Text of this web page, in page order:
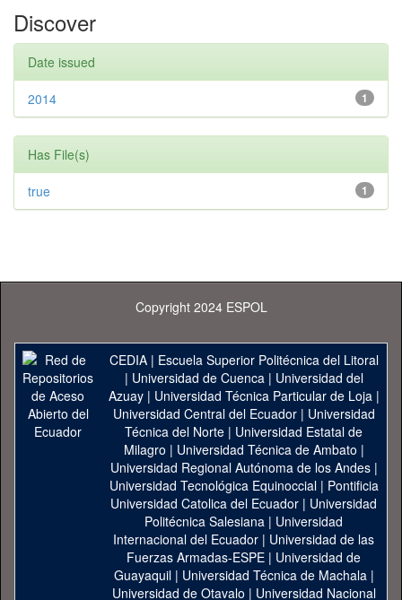
Discover
Date issued
1
2014
Has File(s)
1
true
Copyright 2024 ESPOL
CEDIA| Escuela Superior Politécnica del Litoral
| Universidad de Cuenca| Universidad del
Azuay| Universidad Técnica Particular de Loja|
Universidad Central del Ecuador| Universidad
Técnica del Norte | Universidad Estatal de
Milagro | Universidad Técnica de Ambato |
Universidad Regional Autónoma de los Andes|
Universidad Tecnológica Equinoccial| Pontificia
Universidad Catolica del Ecuador | Universidad
Politécnica Salesiana | Universidad
Internacional del Ecuador | Universidad de las
Fuerzas Armadas-ESPE | Universidad de
Guayaquil| Universidad Técnica de Machala|
Universidad de Otavalo | Universidad Nacional